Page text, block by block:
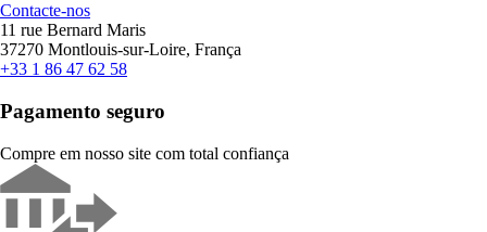
Contacte-nos
11 rue Bernard Maris
37270 Montlouis-sur-Loire, França
+33 1 86 47 62 58
Pagamento seguro
Compre em nosso site com total confiança